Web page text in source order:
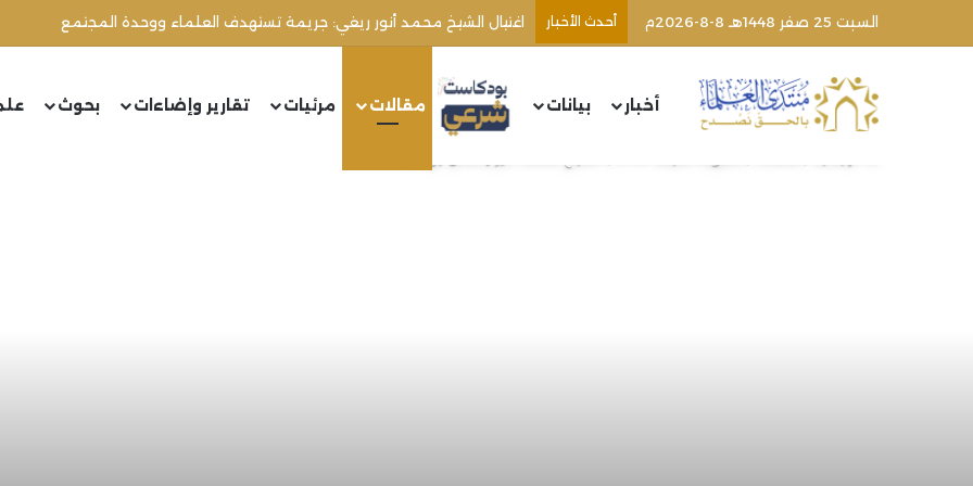
السبت 25 صفر 1448هـ 8-8-2026م أحدث الأخبار اغتيال الشيخ محمد أنور ريغي: جريمة تستهدف العلماء ووحدة المجتمع
أخبار بيانات مقالات مرئيات تقارير وإضاءات بحوث